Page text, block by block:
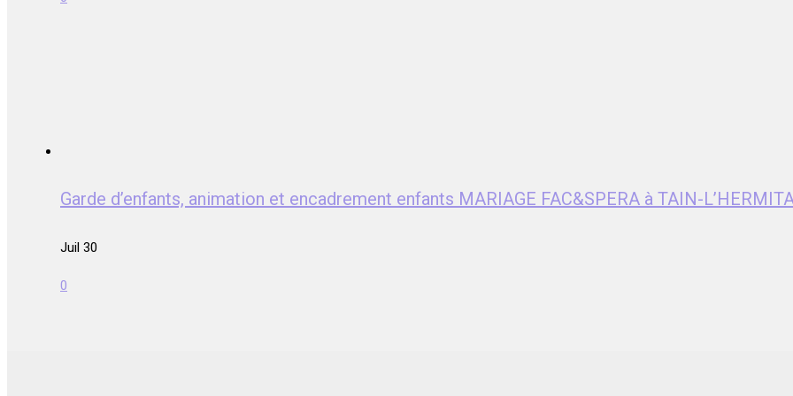
Garde d’enfants, animation et encadrement enfants MARIAGE FAC&SPERA à TAIN-
Juil 30
0